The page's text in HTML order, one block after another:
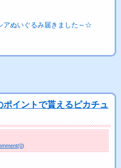
アぬいぐるみ届きました～☆
イントで貰えるピカチュ